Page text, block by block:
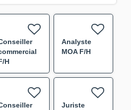
H
Analyste
MOA F/H
Juriste